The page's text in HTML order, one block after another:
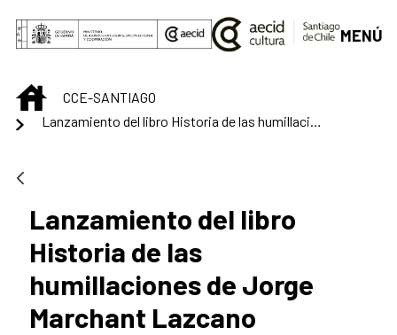
Saltar al contenido principal
MENÚ
INICIOCCE-SANTIAGO
Lanzamiento del libro
Historia de las
humillaciones de Jorge
Marchant Lazcano